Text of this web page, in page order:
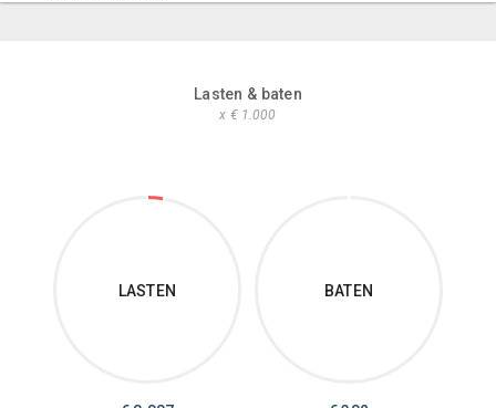
Lasten & baten
x € 1.000
LASTEN BATEN